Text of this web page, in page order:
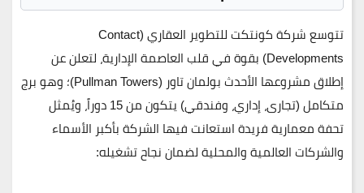
تتوسع شركة
كونتكت للتطوير العقاري (Contact
Developments) بقوة في قلب العاصمة الإدارية، لتعلن عن
إطلاق مشروعها الأحدثبولمان تاور (Pullman Towers)
؛ وهو برج
متكامل (تجارى، إداري، وفندقي) يتكون من15 دوراً
، ويُمثل
تحفة معمارية فريدة استعانت فيها الشركة بأكبر الأسماء
والشركات العالمية والمحلية لضمان نجاح تشغيله: